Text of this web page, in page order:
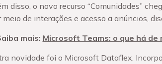
disso, o novo recurso “Comunidades”
meio de interações e acesso a anúncios,
mais: Microsoft Teams: o que há de
novidade foi o Microsoft Dataflex.